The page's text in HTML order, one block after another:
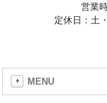
営業
定休日：土
MENU